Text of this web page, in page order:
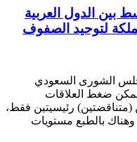
بين الدول العربية
لتوحيد الصفوف
الشورى السعودي
يمكن ضغط العلاقات
(متناقضتين) رئيسيتين فقط،
وهناك بالطبع مستويات